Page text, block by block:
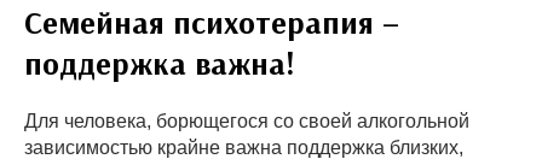
Семейная психотерапия –
поддержка важна!
Для человека, борющегося со своей алкогольной
зависимостью крайне важна поддержка близких,